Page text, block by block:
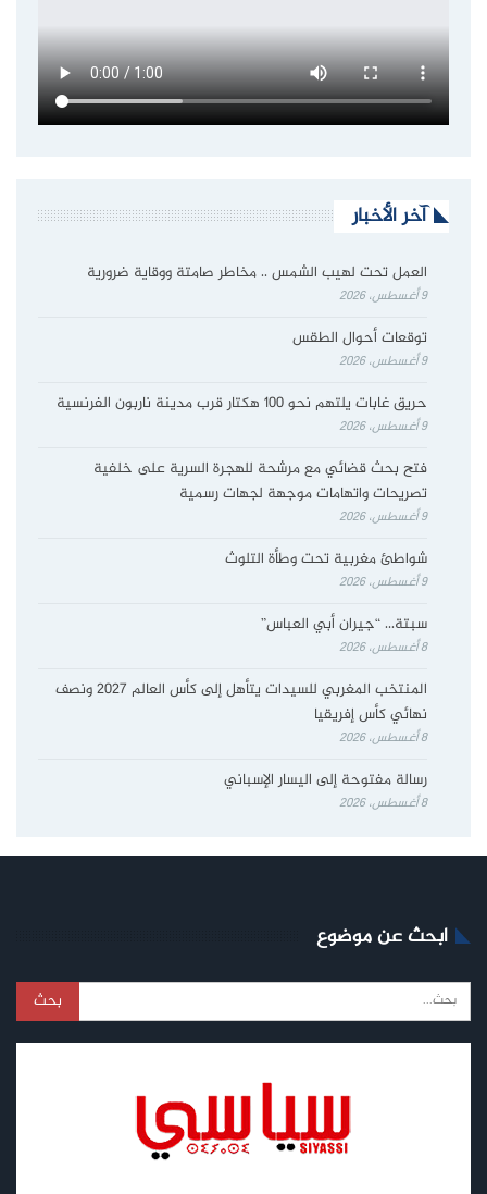
آخر الأخبار
العمل تحت لهيب الشمس .. مخاطر صامتة ووقاية ضرورية
9 أغسطس، 2026
توقعات أحوال الطقس
9 أغسطس، 2026
حريق غابات يلتهم نحو 100 هكتار قرب مدينة ناربون الفرنسية
9 أغسطس، 2026
فتح بحث قضائي مع مرشحة للهجرة السرية على خلفية
تصريحات واتهامات موجهة لجهات رسمية
9 أغسطس، 2026
شواطئ مغربية تحت وطأة التلوث
9 أغسطس، 2026
سبتة… “جيران أبي العباس”
8 أغسطس، 2026
المنتخب المغربي للسيدات يتأهل إلى كأس العالم 2027 ونصف
نهائي كأس إفريقيا
8 أغسطس، 2026
رسالة مفتوحة إلى اليسار الإسباني
8 أغسطس، 2026
ابحث عن موضوع